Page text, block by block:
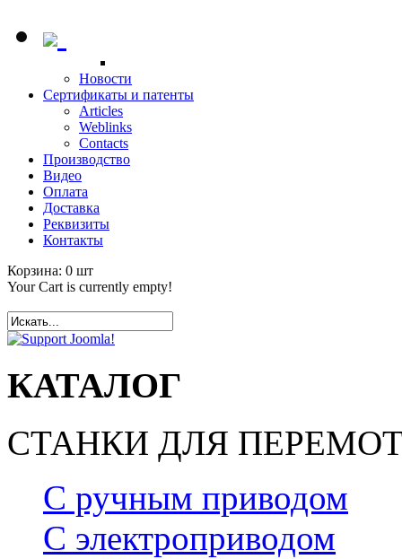
Новости
Сертификаты и патенты
Articles
Weblinks
Contacts
Производство
Видео
Оплата
Доставка
Реквизиты
Контакты
Корзина: 0 шт
Your Cart is currently empty!
КАТАЛОГ
СТАНКИ ДЛЯ
С ручным приводом
С электроприводом